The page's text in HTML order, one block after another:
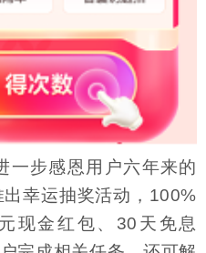
一步感恩用户六年来的
幸运抽奖活动，100%
现金红包、30天免息